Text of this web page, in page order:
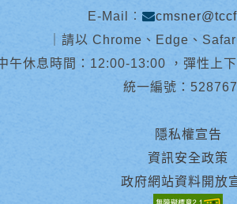
E-Mail︰
請以 Chrome、Edge、
午休息時間：12:00-13:00 ，彈性上
統一編號：
隱私權宣告
資訊安全政策
政府網站資料開放